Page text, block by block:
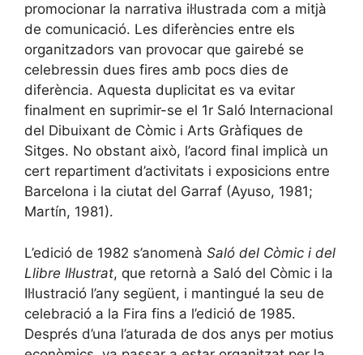
promocionar la narrativa il·lustrada com a mitjà
de comunicació. Les diferències entre els
organitzadors van provocar que gairebé se
celebressin dues fires amb pocs dies de
diferència. Aquesta duplicitat es va evitar
finalment en suprimir-se el 1r Saló Internacional
del Dibuixant de Còmic i Arts Gràfiques de
Sitges. No obstant això, l’acord final implicà un
cert repartiment d’activitats i exposicions entre
Barcelona i la ciutat del Garraf (Ayuso, 1981;
Martín, 1981).
L’edició de 1982 s’anomenà Saló del Còmic i del
Llibre Il·lustrat, que retornà a Saló del Còmic i la
Il·lustració l’any següent, i mantingué la seu de
celebració a la Fira fins a l’edició de 1985.
Després d’una l’aturada de dos anys per motius